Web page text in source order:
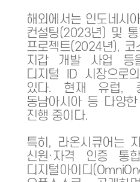
해외에서는 인도네시
컨설팅(2023년) 및
프로젝트(2024년), 코
지갑 개발 사업 등
디지털 ID 시장으로
있다. 현재 유럽,
동남아시아 등 다양
진행 중이다.
특히, 라온시큐어는
신원·자격 인증 통
디지털아이디